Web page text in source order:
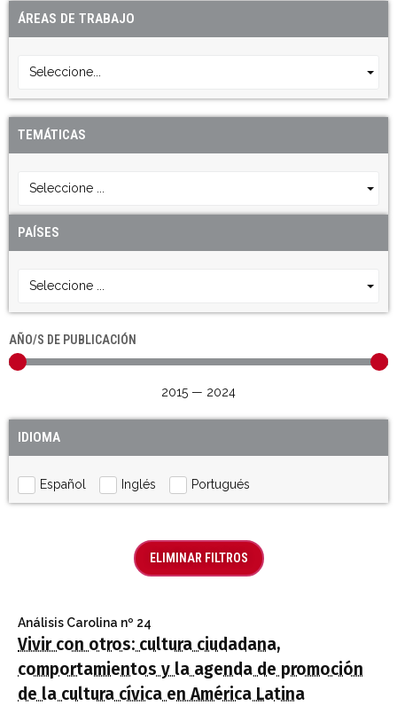
ÁREAS DE TRABAJO
Seleccione...
TEMÁTICAS
Seleccione ...
PAÍSES
Seleccione ...
AÑO/S DE PUBLICACIÓN
2015 — 2024
IDIOMA
Español Inglés Portugués
ELIMINAR FILTROS
Análisis Carolina nº 24
Vivir con otros: cultura ciudadana,
comportamientos y la agenda de promoción
de la cultura cívica en América Latina